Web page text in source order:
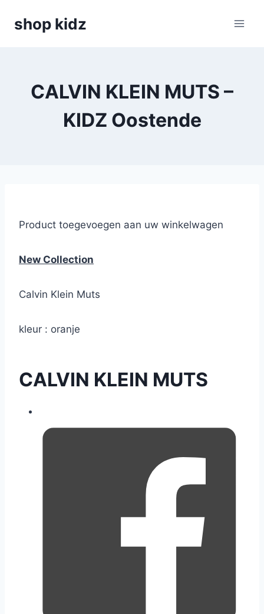
shop kidz
CALVIN KLEIN MUTS –
KIDZ Oostende
Product toegevoegen aan uw winkelwagen
New Collection
Calvin Klein Muts
kleur : oranje
CALVIN KLEIN MUTS